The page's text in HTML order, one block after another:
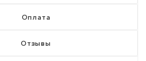
Оплата
Отзывы